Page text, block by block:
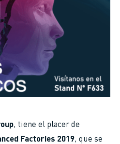
, tiene el placer de
Factories 2019, que se